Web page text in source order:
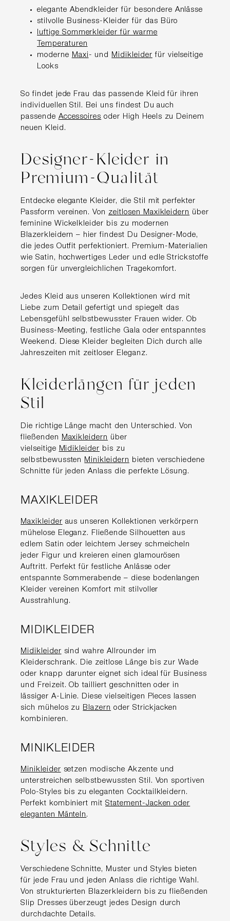
elegante Abendkleider für besondere Anlässe
stilvolle Business-Kleider für das Büro
luftige Sommerkleider für warme
Temperaturen
moderne Maxi - und Midikleider für vielseitige
Looks
So findet jede Frau das passende Kleid für ihren
individuellen Stil. Bei uns findest Du auch
passende Accessoires oder High Heels zu Deinem
neuen Kleid.
Designer-Kleider in
Premium-Qualität
Entdecke elegante Kleider, die Stil mit perfekter
Passform vereinen. Von zeitlosen Maxikleidern über
feminine Wickelkleider bis zu modernen
Blazerkleidern – hier findest Du Designer-Mode,
die jedes Outfit perfektioniert. Premium-Materialien
wie Satin, hochwertiges Leder und edle Strickstoffe
sorgen für unvergleichlichen Tragekomfort.
Jedes Kleid aus unseren Kollektionen wird mit
Liebe zum Detail gefertigt und spiegelt das
Lebensgefühl selbstbewusster Frauen wider. Ob
Business-Meeting, festliche Gala oder entspanntes
Weekend. Diese Kleider begleiten Dich durch alle
Jahreszeiten mit zeitloser Eleganz.
Kleiderlängen für jeden
Stil
Die richtige Länge macht den Unterschied. Von
fließenden Maxikleidern über
vielseitige Midikleider bis zu
selbstbewussten Minikleidern bieten verschiedene
Schnitte für jeden Anlass die perfekte Lösung.
MAXIKLEIDER
Maxikleider aus unseren Kollektionen verkörpern
mühelose Eleganz. Fließende Silhouetten aus
edlem Satin oder leichtem Jersey schmeicheln
jeder Figur und kreieren einen glamourösen
Auftritt. Perfekt für festliche Anlässe oder
entspannte Sommerabende – diese bodenlangen
Kleider vereinen Komfort mit stilvoller
Ausstrahlung.
MIDIKLEIDER
Midikleider sind wahre Allrounder im
Kleiderschrank. Die zeitlose Länge bis zur Wade
oder knapp darunter eignet sich ideal für Business
und Freizeit. Ob tailliert geschnitten oder in
lässiger A-Linie. Diese vielseitigen Pieces lassen
sich mühelos zu Blazern oder Strickjacken
kombinieren.
MINIKLEIDER
Minikleider setzen modische Akzente und
unterstreichen selbstbewussten Stil. Von sportiven
Polo-Styles bis zu eleganten Cocktailkleidern.
Perfekt kombiniert mitStatement-Jacken oder
eleganten Mänteln .
Styles & Schnitte
Verschiedene Schnitte, Muster und Styles bieten
für jede Frau und jeden Anlass die richtige Wahl.
Von strukturierten Blazerkleidern bis zu fließenden
Slip Dresses überzeugt jedes Design durch
durchdachte Details.